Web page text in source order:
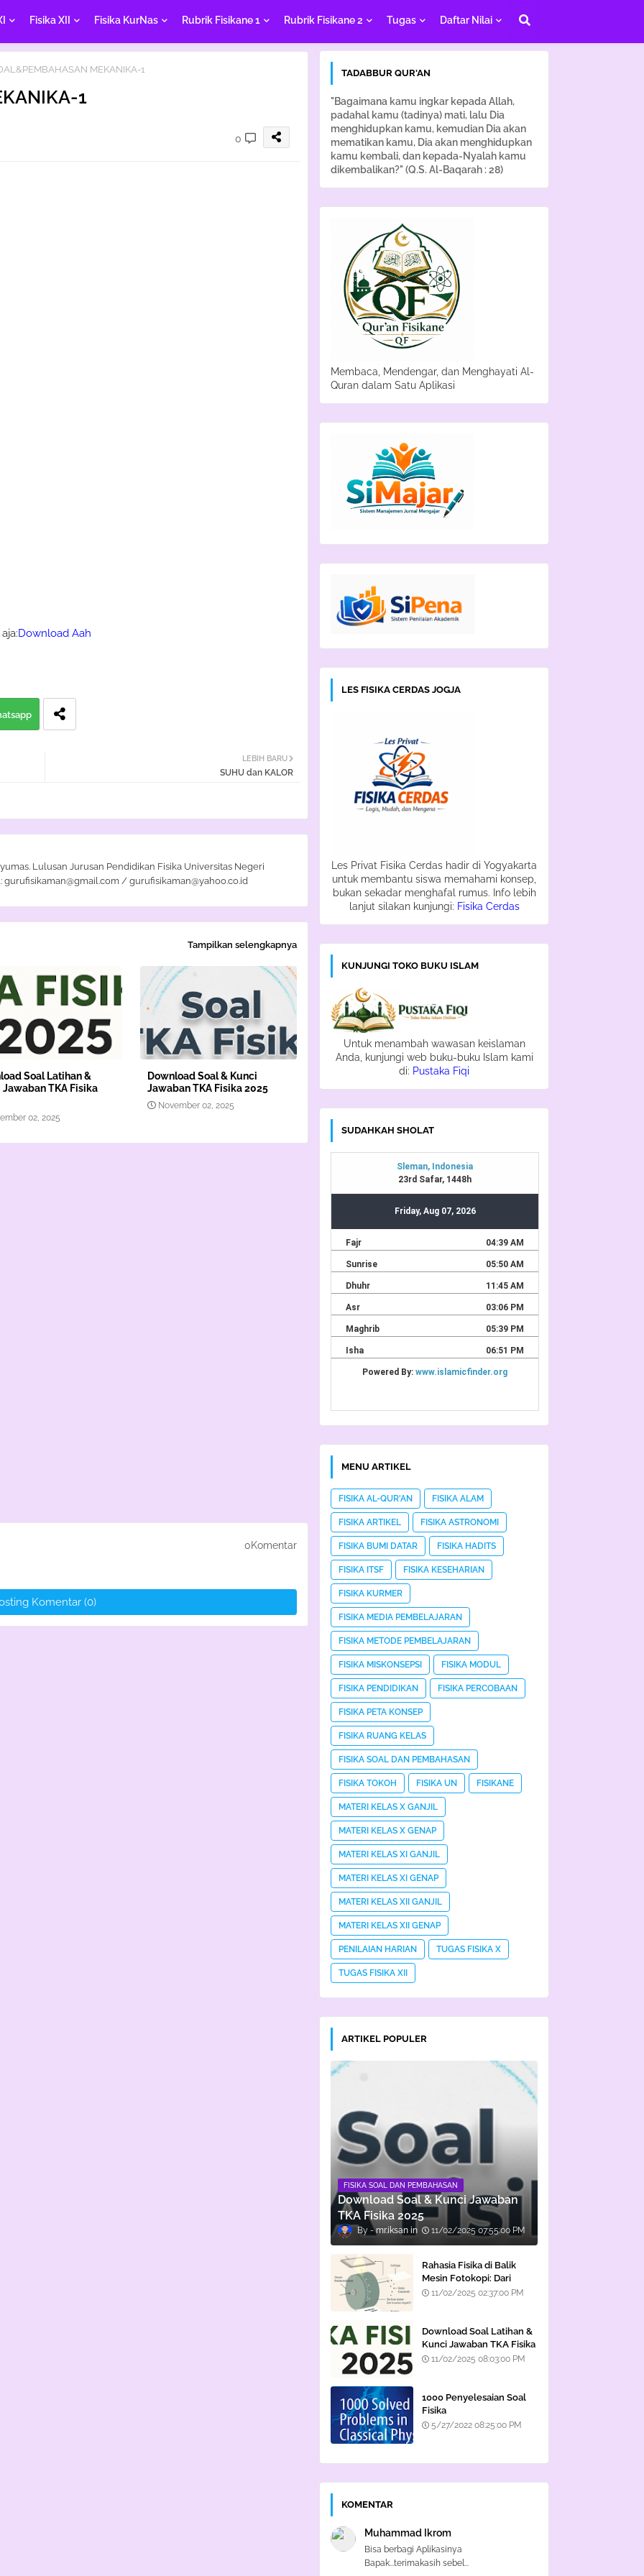
Fisika XII Fisika KurNas Rubrik Fisikane 1 Rubrik Fisikane 2 Tugas Daftar Nilai
MEKANIKA-1
1
0
Download Aah
LEBIH BARU
SUHU dan KALOR
Lulusan Jurusan Pendidikan Fisika Universitas Negeri
gurufisikaman@gmail.com / gurufisikaman@yahoo.co.id
Tampilkan selengkapnya
Soal Latihan &
Jawaban TKA Fisika
02, 2025
Download Soal & Kunci
Jawaban TKA Fisika 2025
November 02, 2025
0Komentar
Komentar (0)
TADABBUR QUR'AN
"Bagaimana kamu ingkar kepada Allah,
padahal kamu (tadinya) mati, lalu Dia
menghidupkan kamu, kemudian Dia akan
mematikan kamu, Dia akan menghidupkan
kamu kembali, dan kepada-Nyalah kamu
dikembalikan?" (Q.S. Al-Baqarah : 28)
Membaca, Mendengar, dan Menghayati Al-
Quran dalam Satu Aplikasi
LES FISIKA CERDAS JOGJA
Les Privat Fisika Cerdas hadir di Yogyakarta
untuk membantu siswa memahami konsep,
bukan sekadar menghafal rumus. Info lebih
lanjut silakan kunjungi: Fisika Cerdas
KUNJUNGI TOKO BUKU ISLAM
Untuk menambah wawasan keislaman
Anda, kunjungi web buku-buku Islam kami
di: Pustaka Fiqi
SUDAHKAH SHOLAT
MENU ARTIKEL
FISIKA AL-QUR'AN FISIKA ALAM
FISIKA ARTIKEL FISIKA ASTRONOMI
FISIKA BUMI DATAR FISIKA HADITS
FISIKA ITSF FISIKA KESEHARIAN
FISIKA KURMER
FISIKA MEDIA PEMBELAJARAN
FISIKA METODE PEMBELAJARAN
FISIKA MISKONSEPSI FISIKA MODUL
FISIKA PENDIDIKAN FISIKA PERCOBAAN
FISIKA PETA KONSEP
FISIKA RUANG KELAS
FISIKA SOAL DAN PEMBAHASAN
FISIKA TOKOH FISIKA UN FISIKANE
MATERI KELAS X GANJIL
MATERI KELAS X GENAP
MATERI KELAS XI GANJIL
MATERI KELAS XI GENAP
MATERI KELAS XII GANJIL
MATERI KELAS XII GENAP
PENILAIAN HARIAN TUGAS FISIKA X
TUGAS FISIKA XII
ARTIKEL POPULER
FISIKA SOAL DAN PEMBAHASAN
Download Soal & Kunci Jawaban
TKA Fisika 2025
mr.iksan 11/02/2025 07:55:00 PM
Rahasia Fisika di Balik
Mesin Fotokopi: Dari
Cahaya hingga Listrik
11/02/2025 02:37:00 PM
Download Soal Latihan &
Kunci Jawaban TKA Fisika
202511/02/2025 08:03:00 PM
1000 Penyelesaian Soal
Fisika
5/27/2022 08:25:00 PM
KOMENTAR
Muhammad Ikrom
Bisa berbagi Aplikasinya
Bapak...terimakasih sebel...